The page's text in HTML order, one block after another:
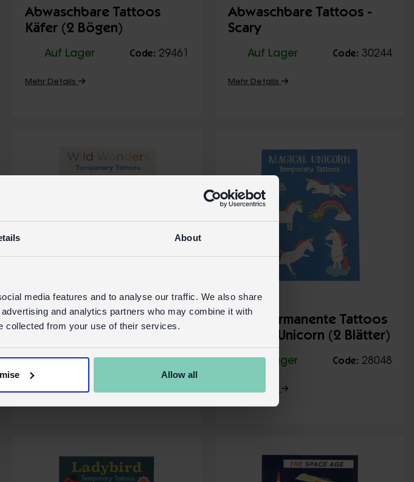
About
media features and to analyse our traffic. We also share
and analytics partners who may combine it with
collected from your use of their services.
Allow all
Abwaschbare Tattoos
Käfer (2 Bögen)
Auf Lager Code: 29461
Mehr Details
Abwaschbare Tattoos -
Scary
Auf Lager Code: 30244
Mehr Details
Abwaschbare Tattoos
Auf Lager
Nicht Permanente Tattoos
Magical Unicorn (2 Blätter)
Auf Lager Code: 28048